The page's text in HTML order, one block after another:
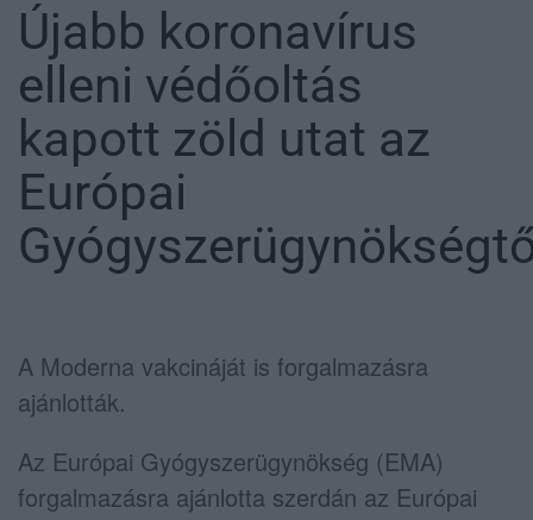
Újabb koronavírus
elleni védőoltás
kapott zöld utat az
Európai
A Moderna vakcináját is forgalmazásra
ajánlották.
Az Európai Gyógyszerügynökség (EMA)
forgalmazásra ajánlotta szerdán az Európai